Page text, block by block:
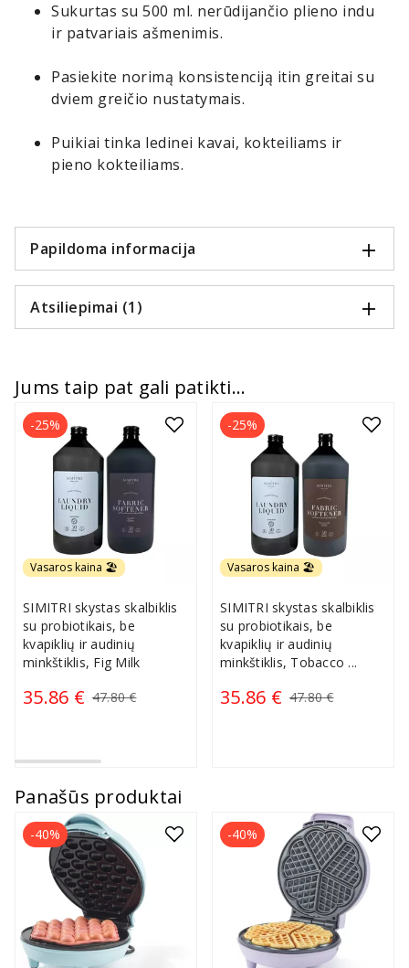
Sukurtas su 500 ml. nerūdijančio plieno indu
ir patvariais ašmenimis.
Pasiekite norimą konsistenciją itin greitai su
dviem greičio nustatymais.
Puikiai tinka ledinei kavai, kokteiliams ir
pieno kokteiliams.
Papildoma informacija
Atsiliepimai (1)
Jums taip pat gali patikti...
Vasaros kaina 🏖️
SIMITRI skystas skalbiklis
su probiotikais, be
kvapiklių ir audinių
minkštiklis, Fig Milk
35.86 € 47.80 €
-25%
Vasaros kaina 🏖️
SIMITRI skystas skalbiklis
su probiotikais, be
kvapiklių ir audinių
minkštiklis, Tobacco ...
35.86 € 47.80 €
-25%
Panašūs produktai
-40% -40%